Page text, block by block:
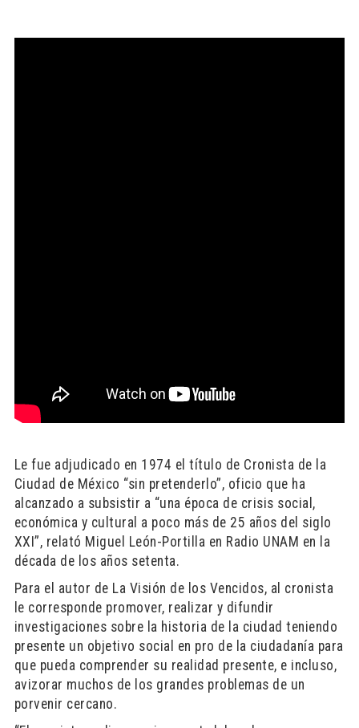
Le fue adjudicado en 1974 el título de Cronista de la
Ciudad de México “sin pretenderlo”, oficio que ha
alcanzado a subsistir a “una época de crisis social,
económica y cultural a poco más de 25 años del siglo
XXI”, relató Miguel León-Portilla en Radio UNAM en la
década de los años setenta.
Para el autor de La Visión de los Vencidos, al cronista
le corresponde promover, realizar y difundir
investigaciones sobre la historia de la ciudad teniendo
presente un objetivo social en pro de la ciudadanía para
que pueda comprender su realidad presente, e incluso,
avizorar muchos de los grandes problemas de un
porvenir cercano.